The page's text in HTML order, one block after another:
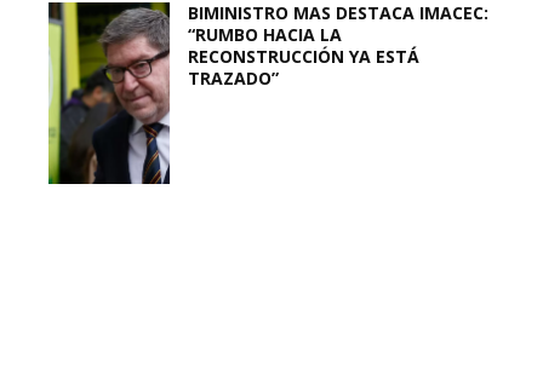
BIMINISTRO MAS DESTACA IMACEC:
“RUMBO HACIA LA
RECONSTRUCCIÓN YA ESTÁ
TRAZADO”